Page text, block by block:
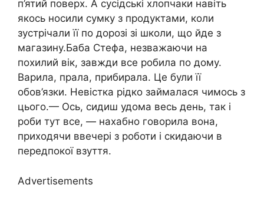
п’ятий поверх. А сусідські хлопчаки навіть
якось носили сумку з продуктами, коли
зустрічали її по дорозі зі школи, що йде з
магазину.Баба Стефа, незважаючи на
похилий вік, завжди все робила по дому.
Варила, прала, прибирала. Це були її
обов’язки. Невістка рідко займалася чимось з
цього.— Ось, сидиш удома весь день, так і
роби тут все, — нахабно говорила вона,
приходячи ввечері з роботи і скидаючи в
передпокої взуття.
Advertisements